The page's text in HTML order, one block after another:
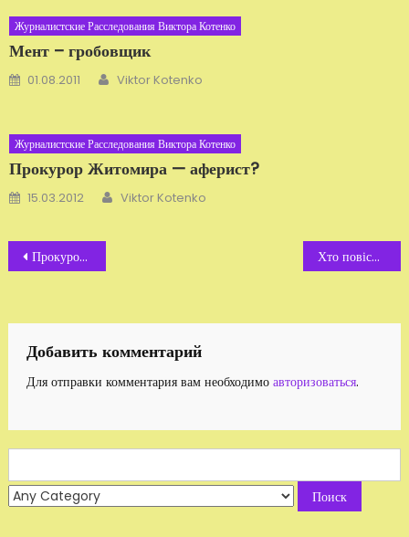
Журналистские Расследования Виктора Котенко
Мент – гробовщик
Добавлено
01.08.2011 Автор
Viktor Kotenko
Журналистские Расследования Виктора Котенко
Прокурор Житомира — аферист?
Добавлено
15.03.2012 Автор
Viktor Kotenko
Навигация
записям
Прокурорська підлота. Вони всі «кончені» Хто повісив християнку Емілію? Відео
Добавить комментарий
Для отправки комментария вам необходимо авторизоваться.
for: